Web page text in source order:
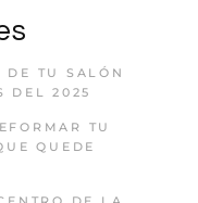
DE TU SALÓN
DEL 2025
TU
QUEDE